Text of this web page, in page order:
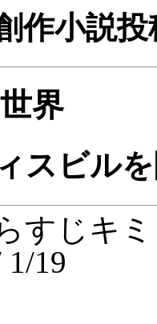
作小説投
界
スビルを
すじキ
19